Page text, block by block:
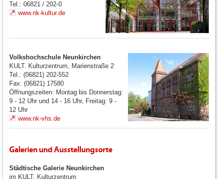
Tel.: 06821 / 202-0
www.nk-kultur.de
Volkshochschule Neunkirchen
KULT. Kulturzentrum, Marienstraße 2
Tel.: (06821) 202-552
Fax: (06821) 17580
Öffnungszeiten: Montag bis Donnerstag:
9 - 12 Uhr und 14 - 16 Uhr, Freitag: 9 -
12 Uhr
www.nk-vhs.de
Galerien und Ausstellungsorte
Städtische Galerie Neunkirchen
im KULT. Kulturzentrum